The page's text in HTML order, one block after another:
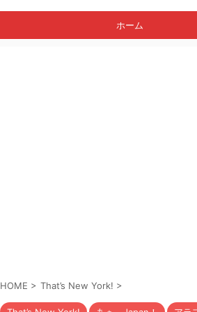
ホーム
HOME > That’s New York! >